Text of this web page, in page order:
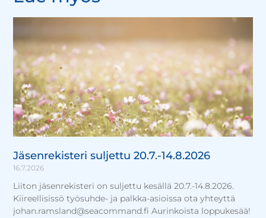
Jäsenrekisteri suljettu 20.7.-14.8.2026
16.7.2026
Liiton jäsenrekisteri on suljettu kesällä 20.7.-14.8.2026.
Kiireellisissö työsuhde- ja palkka-asioissa ota yhteyttä
johan.ramsland@seacommand.fi Aurinkoista loppukesää!